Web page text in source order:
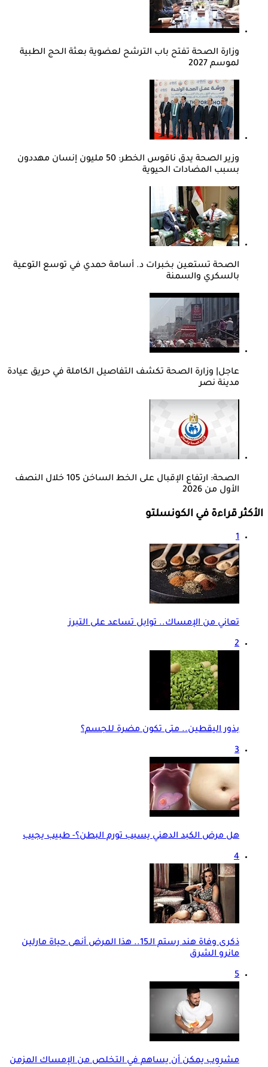
وزارة الصحة تفتح باب الترشح لعضوية بعثة الحج الطبية
لموسم 2027
وزير الصحة يدق ناقوس الخطر: 50 مليون إنسان مهددون
بسبب المضادات الحيوية
الصحة تستعين بخبرات د. أسامة حمدي في توسع التوعية
بالسكري والسمنة
عاجل| وزارة الصحة تكشف التفاصيل الكاملة في حريق عيادة
مدينة نصر
الصحة: ارتفاع الإقبال على الخط الساخن 105 خلال النصف
الأول من 2026
الأكثر قراءة في الكونسلتو
1
تعاني من الإمساك.. توابل تساعد على التبرز
2
بذور اليقطين.. متى تكون مضرة للجسم؟
3
هل مرض الكبد الدهني يسبب تورم البطن؟- طبيب يجيب
4
ذكرى وفاة هند رستم الـ15.. هذا المرض أنهى حياة مارلين
مانرو الشرق
5
مشروب يمكن أن يساهم في التخلص من الإمساك المزمن